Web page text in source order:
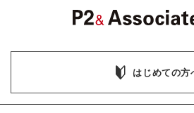
はじめての方